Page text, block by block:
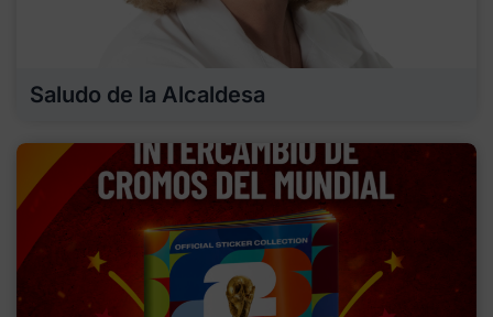
Saludo de la Alcaldesa